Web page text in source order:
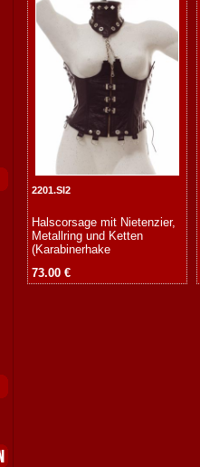
2201.SI2
Halscorsage mit Nietenzier,
Metallring und Ketten
(Karabinerhake
73.00 €